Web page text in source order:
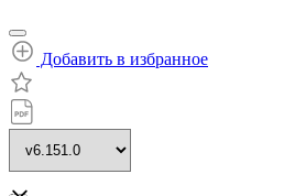
Добавить в избранное